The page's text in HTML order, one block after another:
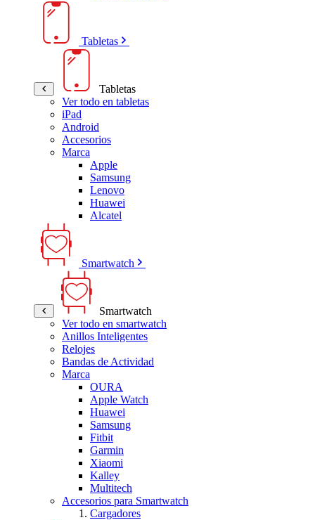
Tabletas
Tabletas
Ver todo en tabletas
iPad
Android
Accesorios
Marca
Apple
Samsung
Lenovo
Huawei
Alcatel
Smartwatch
Smartwatch
Ver todo en smartwatch
Anillos Inteligentes
Relojes
Bandas de Actividad
Marca
OURA
Apple Watch
Huawei
Samsung
Fitbit
Garmin
Xiaomi
Kalley
Multitech
Accesorios para Smartwatch
Cargadores